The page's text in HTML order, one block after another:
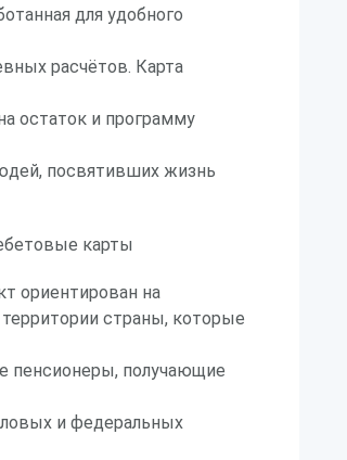
для удобного
расчётов. Карта
остаток и программу
посвятивших жизнь
карты
ориентирован на
страны, которые
пенсионеры, получающие
и федеральных